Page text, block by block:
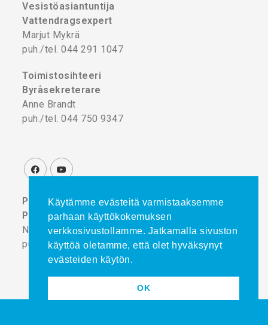
Vesistöasiantuntija
Vattendragsexpert
Marjut Mykrä
puh./tel. 044 291 1047
Toimistosihteeri
Byråsekreterare
Anne Brandt
puh./tel. 044 750 9347
Projektikoordinaattori
Projektkoordinator
Noora Turtinen
puh./tel. 044 777 8839
Käytämme evästeitä varmistaaksemme
parhaan käyttökokemuksen
verkkosivustollamme. Jatkamalla sivuston
käyttöä oletamme, että olet hyväksynyt
evästeiden käytön.
OK